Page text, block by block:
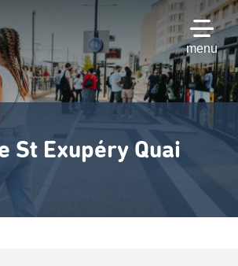
menu
St Exupéry Quai